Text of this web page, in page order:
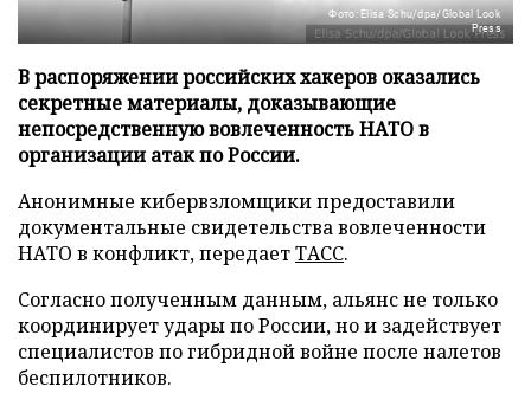
Фото: Elisa Schu/dpa/Global Look
Press
В распоряжении российских хакеров оказались
секретные материалы, доказывающие
непосредственную вовлеченность НАТО в
организации атак по России.
Анонимные кибервзломщики предоставили
документальные свидетельства вовлеченности
НАТО в конфликт, передаетТАСС.
Согласно полученным данным, альянс не только
координирует удары по России, но и задействует
специалистов по гибридной войне после налетов
беспилотников.